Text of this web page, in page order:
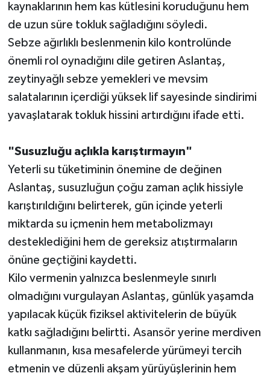
kaynaklarının hem kas kütlesini koruduğunu hem
de uzun süre tokluk sağladığını söyledi.
Sebze ağırlıklı beslenmenin kilo kontrolünde
önemli rol oynadığını dile getiren Aslantaş,
zeytinyağlı sebze yemekleri ve mevsim
salatalarının içerdiği yüksek lif sayesinde sindirimi
yavaşlatarak tokluk hissini artırdığını ifade etti.
"Susuzluğu açlıkla karıştırmayın"
Yeterli su tüketiminin önemine de değinen
Aslantaş, susuzluğun çoğu zaman açlık hissiyle
karıştırıldığını belirterek, gün içinde yeterli
miktarda su içmenin hem metabolizmayı
desteklediğini hem de gereksiz atıştırmaların
önüne geçtiğini kaydetti.
Kilo vermenin yalnızca beslenmeyle sınırlı
olmadığını vurgulayan Aslantaş, günlük yaşamda
yapılacak küçük fiziksel aktivitelerin de büyük
katkı sağladığını belirtti. Asansör yerine merdiven
kullanmanın, kısa mesafelerde yürümeyi tercih
etmenin ve düzenli akşam yürüyüşlerinin hem